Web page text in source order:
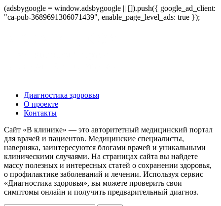
(adsbygoogle = window.adsbygoogle || []).push({ google_ad_client:
"ca-pub-3689691306071439", enable_page_level_ads: true });
Диагностика здоровья
О проекте
Контакты
Сайт «В клинике» — это авторитетный медицинский портал
для врачей и пациентов. Медицинские специалисты,
наверняка, заинтересуются блогами врачей и уникальными
клиническими случаями. На страницах сайта вы найдете
массу полезных и интересных статей о сохранении здоровья,
о профилактике заболеваний и лечении. Используя сервис
«Диагностика здоровья», вы можете проверить свои
симптомы онлайн и получить предварительный диагноз.